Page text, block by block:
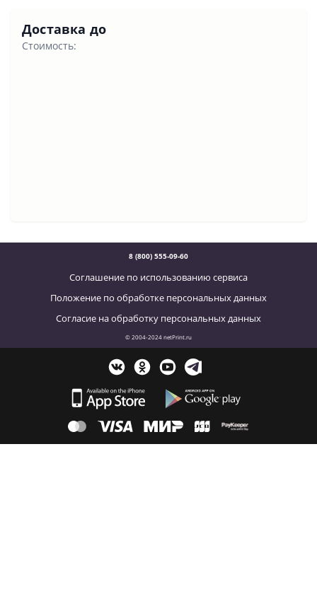
Доставка до
Стоимость:
8 (800) 555-09-60
Соглашение по использованию сервиса
Положение по обработке персональных данных
Согласие на обработку персональных данных
© 2004-2024 netPrint.ru